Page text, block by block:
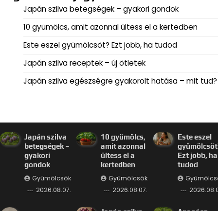
Japán szilva betegségek – gyakori gondok
10 gyümölcs, amit azonnal ültess el a kertedben
Este eszel gyümölcsöt? Ezt jobb, ha tudod
Japán szilva receptek – új ötletek
Japán szilva egészségre gyakorolt hatása – mit tud?
Japán szilva
betegségek –
gyakori
gondok
Gyümölcsök
2026.08.07.
10 gyümölcs,
amit azonnal
ültess el a
kertedben
Gyümölcsök
2026.08.07.
Este eszel
Ezt jobb, ha
tudod